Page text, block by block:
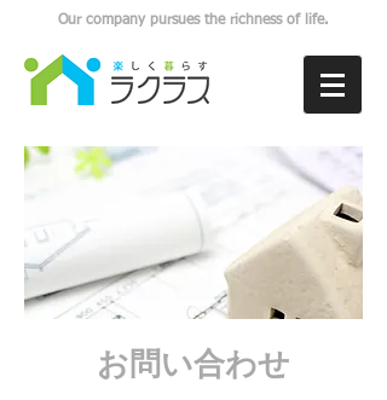
Our company pursues the richness of life.
お問い合わせ